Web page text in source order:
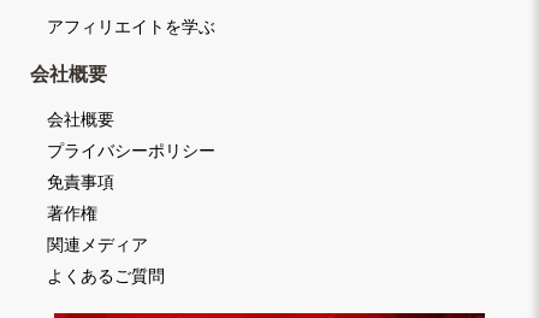
アフィリエイトを学ぶ
会社概要
会社概要
プライバシーポリシー
免責事項
著作権
関連メディア
よくあるご質問